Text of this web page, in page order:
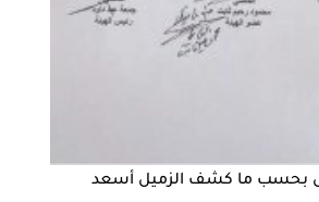
بحسب ما كشف الزميل أسعد